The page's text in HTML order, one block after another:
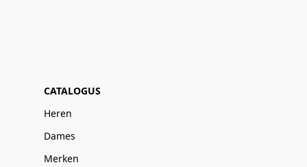
CATALOGUS
Heren
Dames
Merken